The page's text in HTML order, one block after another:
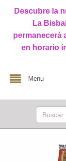
Descubre la
La
permanecerá
en horario
Menu
Buscar: